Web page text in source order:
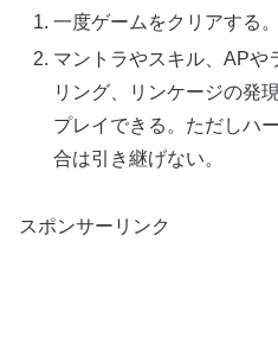
一度ゲームをクリアする。
マントラやスキル、APや
リング、リンケージの発
プレイできる。ただしハ
合は引き継げない。
スポンサーリンク